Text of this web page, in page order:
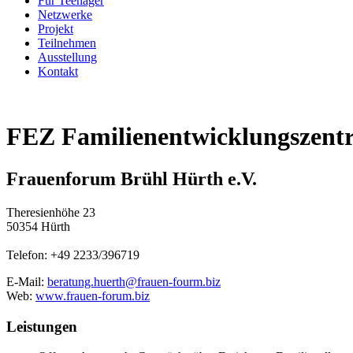
Netzwerke
Projekt
Teilnehmen
Ausstellung
Kontakt
FEZ
Frauenforum Brühl Hürth e.V.
Theresienhöhe 23
50354 Hürth
Telefon: +49 2233/396719
E-Mail: beratung.huerth@frauen-fourm.biz
Web: www.frauen-forum.biz
Leistungen